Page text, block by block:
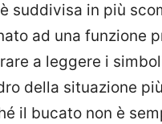
suddivisa in più
ad una funzione
a leggere i
della situazione
il bucato non è